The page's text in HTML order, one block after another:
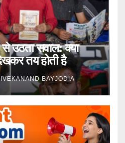
उठता सवाल: क्या
तय होती है
BAYJODIA